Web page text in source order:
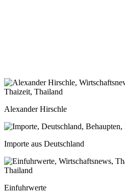
Alexander Hirschle
Importe aus Deutschland
Einfuhrwerte